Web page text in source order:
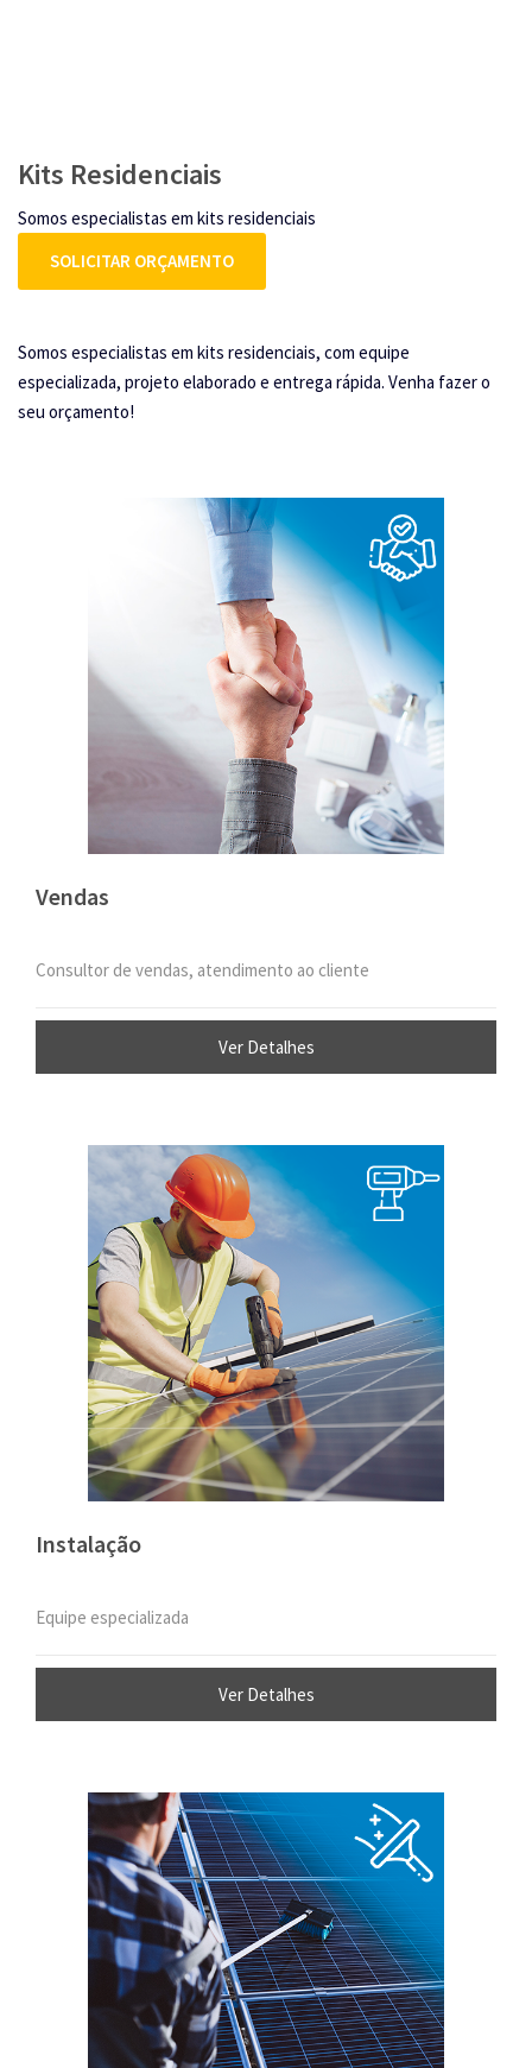
Kits Residenciais
Somos especialistas em kits residenciais
SOLICITAR ORÇAMENTO
Somos especialistas em kits residenciais, com equipe
especializada, projeto elaborado e entrega rápida. Venha fazer o
seu orçamento!
Vendas
Consultor de vendas, atendimento ao cliente
Ver Detalhes
Instalação
Equipe especializada
Ver Detalhes